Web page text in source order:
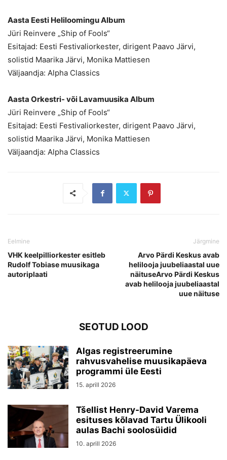
Aasta Eesti Heliloomingu Album
Jüri Reinvere „Ship of Fools“
Esitajad: Eesti Festivaliorkester, dirigent Paavo Järvi,
solistid Maarika Järvi, Monika Mattiesen
Väljaandja: Alpha Classics
Aasta Orkestri- või Lavamuusika Album
Jüri Reinvere „Ship of Fools“
Esitajad: Eesti Festivaliorkester, dirigent Paavo Järvi,
solistid Maarika Järvi, Monika Mattiesen
Väljaandja: Alpha Classics
Eelmine
VHK keelpilliorkester esitleb
Rudolf Tobiase muusikaga
autoriplaati
Järgmine
Arvo Pärdi Keskus avab
helilooja juubeliaastal uue
näituseArvo Pärdi Keskus
avab helilooja juubeliaastal
uue näituse
SEOTUD LOOD
Algas registreerumine
rahvusvahelise muusikapäeva
programmi üle Eesti
15. aprill 2026
Tšellist Henry-David Varema
esituses kõlavad Tartu Ülikooli
aulas Bachi soolosüidid
10. aprill 2026